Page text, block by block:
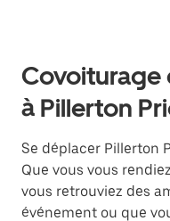
Covoiturage
à Pillerton
Se déplacer Pillerton
Que vous vous
vous retrouviez des
événement ou que